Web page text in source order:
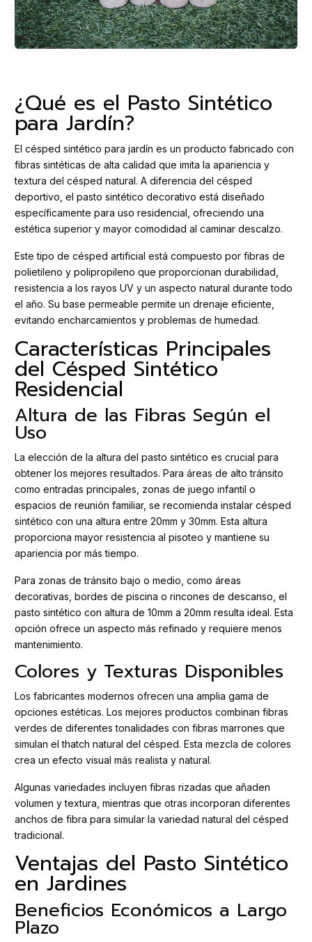
¿Qué es el Pasto Sintético
para Jardín?
El césped sintético para jardín es un producto fabricado con
fibras sintéticas de alta calidad que imita la apariencia y
textura del césped natural. A diferencia del césped
deportivo, el pasto sintético decorativo está diseñado
específicamente para uso residencial, ofreciendo una
estética superior y mayor comodidad al caminar descalzo.
Este tipo de césped artificial está compuesto por fibras de
polietileno y polipropileno que proporcionan durabilidad,
resistencia a los rayos UV y un aspecto natural durante todo
el año. Su base permeable permite un drenaje eficiente,
evitando encharcamientos y problemas de humedad.
Características Principales
del Césped Sintético
Residencial
Altura de las Fibras Según el
Uso
La elección de la altura del pasto sintético es crucial para
obtener los mejores resultados. Para áreas de alto tránsito
como entradas principales, zonas de juego infantil o
espacios de reunión familiar, se recomienda instalar césped
sintético con una altura entre 20mm y 30mm. Esta altura
proporciona mayor resistencia al pisoteo y mantiene su
apariencia por más tiempo.
Para zonas de tránsito bajo o medio, como áreas
decorativas, bordes de piscina o rincones de descanso, el
pasto sintético con altura de 10mm a 20mm resulta ideal. Esta
opción ofrece un aspecto más refinado y requiere menos
mantenimiento.
Colores y Texturas Disponibles
Los fabricantes modernos ofrecen una amplia gama de
opciones estéticas. Los mejores productos combinan fibras
verdes de diferentes tonalidades con fibras marrones que
simulan el thatch natural del césped. Esta mezcla de colores
crea un efecto visual más realista y natural.
Algunas variedades incluyen fibras rizadas que añaden
volumen y textura, mientras que otras incorporan diferentes
anchos de fibra para simular la variedad natural del césped
tradicional.
Ventajas del Pasto Sintético
en Jardines
Beneficios Económicos a Largo
Plazo